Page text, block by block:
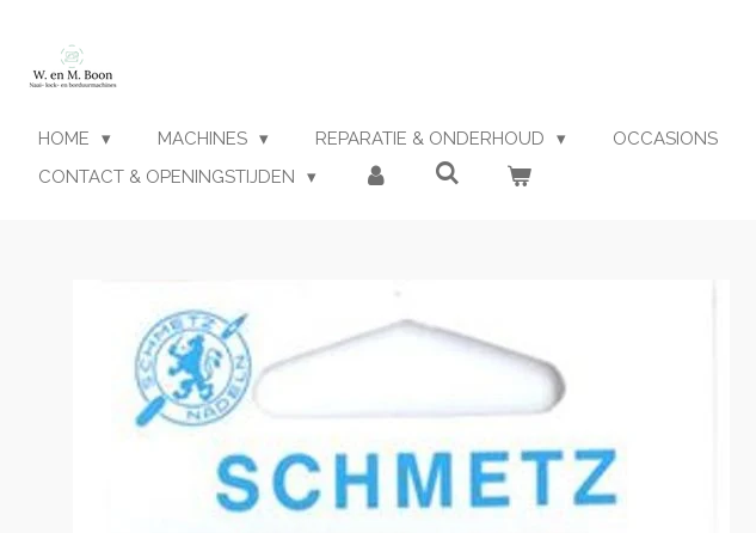
naar
hoofdinhoud
HOME MACHINES REPARATIE & ONDERHOUD OCCASIONS
CONTACT & OPENINGSTIJDEN